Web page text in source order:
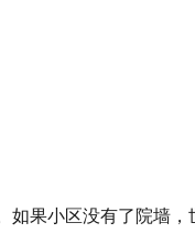
如果小区没有了院墙